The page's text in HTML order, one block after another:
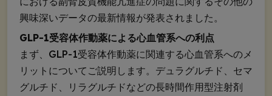
興味深いデータの最新情報が発表されました。
GLP-1受容体作動薬による心血管系への利点
まず、GLP-1受容体作動薬に関連する心血管系へのメ
リットについてご説明します。デュラグルチド、セマ
グルチド、リラグルチドなどの長時間作用型注射剤